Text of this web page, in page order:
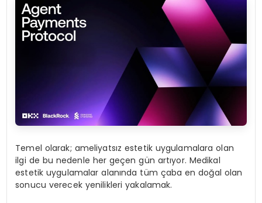
Temel olarak; ameliyatsız estetik uygulamalara olan
ilgi de bu nedenle her geçen gün artıyor. Medikal
estetik uygulamalar alanında tüm çaba en doğal olan
sonucu verecek yenilikleri yakalamak.